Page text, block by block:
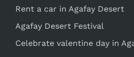
Rent a car in Agafay Desert
Agafay Desert Festival
Celebrate valentine day in